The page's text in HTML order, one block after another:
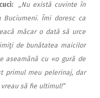
„Nu există cuvinte în
Îmi doresc ca
măcar o dată să urce
de bunătatea maicilor
aseamănă cu «o gură de
primul meu pelerinaj, dar
să fie ultimul!”